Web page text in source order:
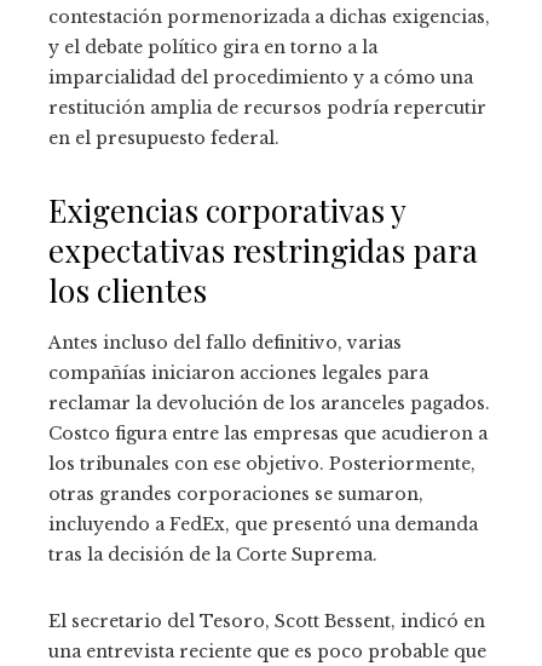
contestación pormenorizada a dichas exigencias,
y el debate político gira en torno a la
imparcialidad del procedimiento y a cómo una
restitución amplia de recursos podría repercutir
en el presupuesto federal.
Exigencias corporativas y
expectativas restringidas para
los clientes
Antes incluso del fallo definitivo, varias
compañías iniciaron acciones legales para
reclamar la devolución de los aranceles pagados.
Costco figura entre las empresas que acudieron a
los tribunales con ese objetivo. Posteriormente,
otras grandes corporaciones se sumaron,
incluyendo a FedEx, que presentó una demanda
tras la decisión de la Corte Suprema.
El secretario del Tesoro, Scott Bessent, indicó en
una entrevista reciente que es poco probable que